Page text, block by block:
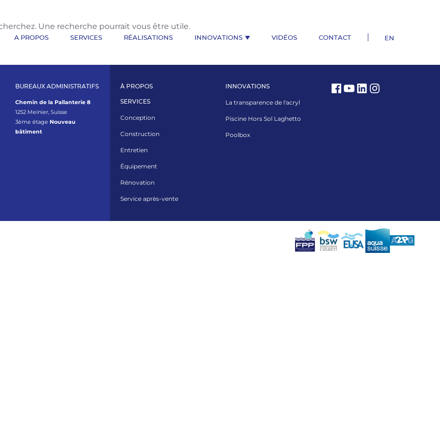
A PROPOS SERVICES RÉALISATIONS INNOVATIONS VIDÉOS CONTACT EN
Une recherche pourrait vous être utile.
BUREAUX ADMINISTRATIFS
Chemin de la Pallanterie 8
1252 Meinier, Suisse
3ème étage Nouveau
bâtiment
À PROPOS
SERVICES
Conception
Construction
Entretien
Équipement
Rénovation
Service après-vente
INNOVATIONS
La transparence de l'acryl
Piscine Hors Sol Laghetto
Poolbox